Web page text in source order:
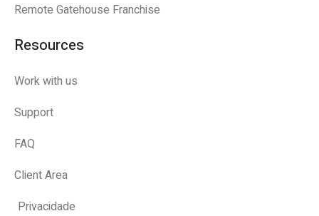
Remote Gatehouse Franchise
Resources
Work with us
Support
FAQ
Client Area
Privacidade